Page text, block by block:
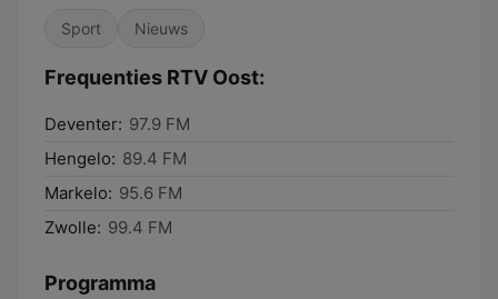
Sport Nieuws
Frequenties RTV Oost:
Deventer: 97.9 FM
Hengelo: 89.4 FM
Markelo: 95.6 FM
Zwolle: 99.4 FM
Programma